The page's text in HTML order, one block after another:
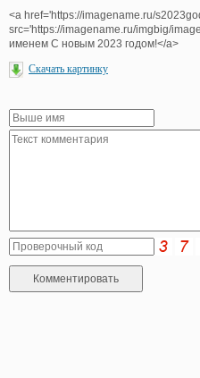
<a href='https://imagename.ru/
src='https://imagename.ru/imgbig/
именем С новым 2023 годом!</a>
Скачать картинку